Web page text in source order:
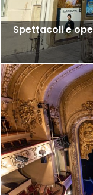
Spettacoli e